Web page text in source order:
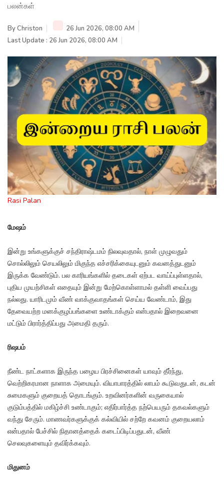
பலன்கள்
ByChriston
26 Jun 2026, 08:00 AM
Last Update : 26 Jun 2026, 08:00 AM
Rasi Palan
மேஷம்
இன்று உங்களுக்குச் சந்திராஷ்டமம் நிலவுவதால், நாள் முழுவதும்
சொல்லிலும் செயலிலும் மிகுந்த எச்சரிக்கையுடனும் கவனத்துடனும்
இருக்க வேண்டும். பல காரியங்களில் தடைகள் ஏற்பட வாய்ப்புள்ளதால்,
புதிய முயற்சிகள் எதையும் இன்று மேற்கொள்ளாமல் தள்ளி வைப்பது
நல்லது. யாரிடமும் வீண் வாக்குவாதங்கள் செய்ய வேண்டாம், இது
தேவையற்ற மனக்குழப்பங்களை உண்டாக்கும் என்பதால் இறைவனை
மட்டும் பிரார்த்திப்பது அமைதி தரும்.
ரிஷபம்
நீண்ட நாட்களாக இருந்த பழைய பிரச்சினைகள் யாவும் தீர்ந்து,
வெற்றிகரமான நாளாக அமையும். வியாபாரத்தில் லாபம் கூடுவதுடன், கடன்
சுமைகளும் குறையத் தொடங்கும். உறவினர்களின் வருகையால்
குடும்பத்தில் மகிழ்ச்சி உண்டாகும்; எதிர்பார்த்த நற்பெயரும் தகவல்களும்
வந்து சேரும். மாணவர்களுக்குக் கல்வியில் சற்றே கவனம் குறையலாம்
என்பதால் பேச்சில் நிதானத்தைக் கடைப்பிடிப்பதுடன், வீண்
செலவுகளையும் தவிர்க்கவும்.
மிதுனம்